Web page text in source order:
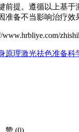
提。遵循以上基
备不当影响治疗效
原理激光祛色准备科
赞 (0)